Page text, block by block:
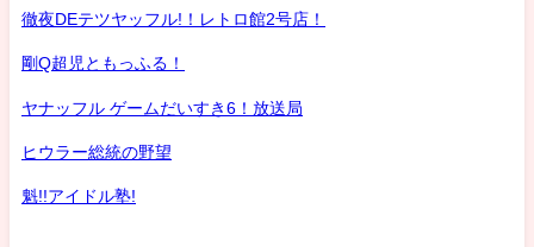
徹夜DEテツヤッフル!！レトロ館2号店！
剛Q超児ともっふる！
ヤナッフル ゲームだいすき6！放送局
ヒウラー総統の野望
魁!!アイドル塾!